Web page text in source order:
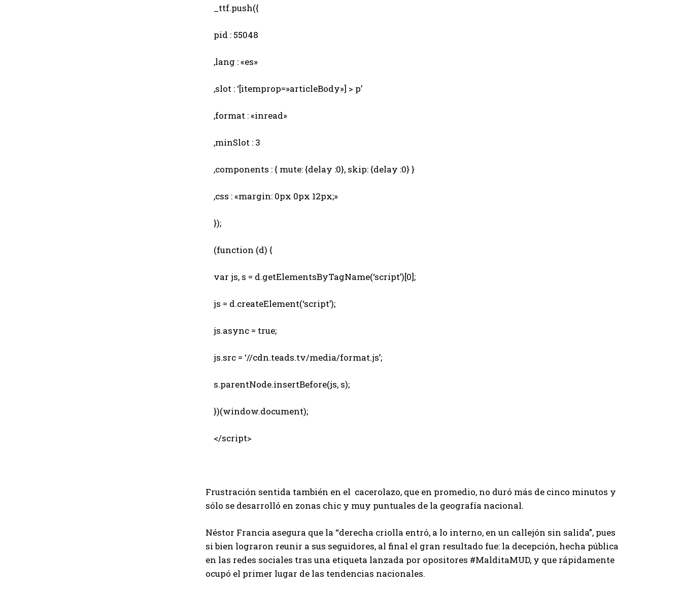
_ttf.push({
pid : 55048
,lang : «es»
,slot : ‘[itemprop=»articleBody»] > p’
,format : «inread»
,minSlot : 3
,components : { mute: {delay :0}, skip: {delay :0} }
,css : «margin: 0px 0px 12px;»
});
(function (d) {
var js, s = d.getElementsByTagName(‘script’)[0];
js = d.createElement(‘script’);
js.async = true;
js.src = ‘//cdn.teads.tv/media/format.js’;
s.parentNode.insertBefore(js, s);
})(window.document);
</script>
Frustración sentida también en el cacerolazo, que en promedio, no duró más de cinco minutos y
sólo se desarrolló en zonas chic y muy puntuales de la geografía nacional.
Néstor Francia asegura que la “derecha criolla entró, a lo interno, en un callejón sin salida”, pues
si bien lograron reunir a sus seguidores, al final el gran resultado fue: la decepción, hecha pública
en las redes sociales tras una etiqueta lanzada por opositores #MalditaMUD, y que rápidamente
ocupó el primer lugar de las tendencias nacionales.